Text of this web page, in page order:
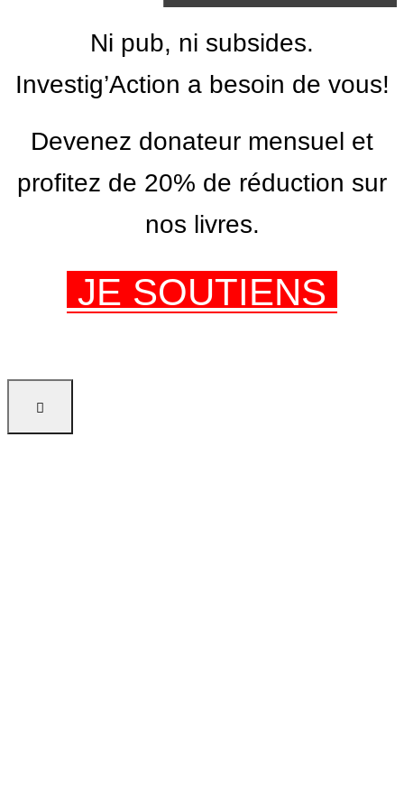
Ni pub, ni subsides.
Investig’Action a besoin de vous!
Devenez donateur mensuel et
profitez de 20% de réduction sur
nos livres.
JE SOUTIENS